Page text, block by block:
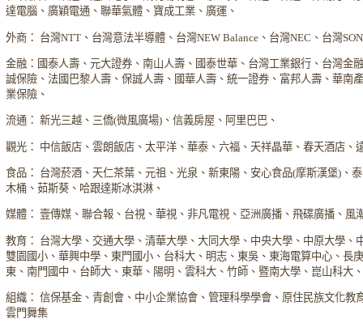
達電腦、廣穎電通、聯華氣體、寶成工業、廣運、
外商： 台灣NTT、台灣意法半導體、台灣NEW Balance、台灣NEC、台灣
金融：國泰人壽、元大證券、南山人壽、國泰世華、台灣工業銀行、台灣金
誠保險、法國巴黎人壽、保誠人壽、國華人壽、統一證券、富邦人壽、華南
業保險、
流通： 新光三越、三僑(微風廣場)、信義房屋、阿里巴巴、
觀光： 中信飯店、雲朗飯店、太平洋、華泰、六福、天祥晶華、春天酒店、
食品： 台灣菸酒、天仁茶葉、元祖、光泉、新東陽、安心食品(摩斯漢堡)、
木桶、茹斯葵、哈跟達斯冰淇淋、
媒體： 壹傳媒、聯合報、台視、華視、非凡電視、亞洲廣播、飛碟廣播、風
教育： 台灣大學、交通大學、清華大學、大同大學、中央大學、中原大學、
雙園國小、華興中學、東門國小、台科大、明志、東吳、東海電算中心、長
東、南門國中、台師大、東華、陽明、雲科大、竹師、暨南大學、崑山科大
組織： 信保基金、青創會、中小企業協會、管理科學學會、原住民族文化教
雲門舞集